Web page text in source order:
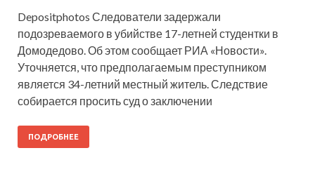
Depositphotos Следователи задержали
подозреваемого в убийстве 17-летней студентки в
Домодедово. Об этом сообщает РИА «Новости».
Уточняется, что предполагаемым преступником
является 34-летний местный житель. Следствие
собирается просить суд о заключении
ПОДРОБНЕЕ